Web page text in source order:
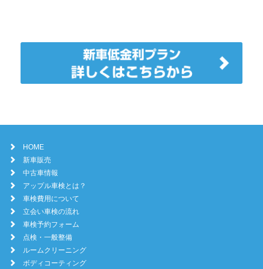
HOME
新車販売
中古車情報
アップル車検とは？
車検費用について
立会い車検の流れ
車検予約フォーム
点検・一般整備
ルームクリーニング
ボディコーティング